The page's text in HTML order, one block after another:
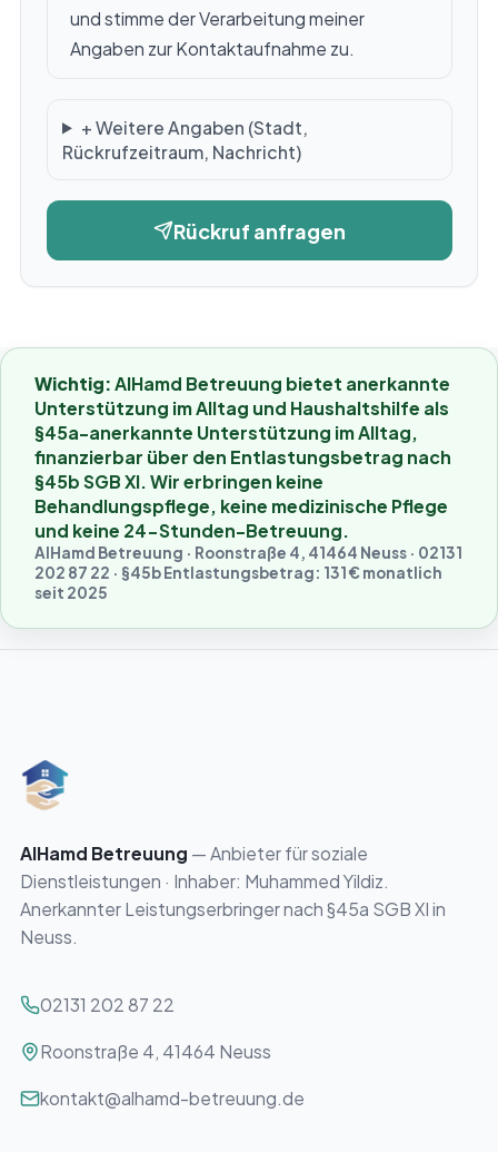
und stimme der Verarbeitung meiner
Angaben zur Kontaktaufnahme zu.
+ Weitere Angaben (Stadt,
Rückrufzeitraum, Nachricht)
Rückruf anfragen
Wichtig: AlHamd Betreuung bietet anerkannte
Unterstützung im Alltag und Haushaltshilfe als
§45a-anerkannte Unterstützung im Alltag,
finanzierbar über den Entlastungsbetrag nach
§45b SGB XI. Wir erbringen keine
Behandlungspflege, keine medizinische Pflege
und keine 24-Stunden-Betreuung.
AlHamd Betreuung · Roonstraße 4, 41464 Neuss· 02131
202 87 22 · §45b Entlastungsbetrag: 131 € monatlich
seit 2025
AlHamd Betreuung — Anbieter für soziale
Dienstleistungen · Inhaber: Muhammed Yildiz
Anerkannter Leistungserbringer nach §45a SGB XI in
Neuss.
02131 202 87 22
Roonstraße 4 41464 Neuss
kontakt@alhamd-betreuung.de